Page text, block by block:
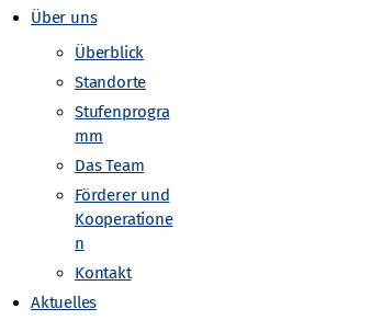
Über uns
Überblick
Standorte
Stufenprogra
mm
Das Team
Förderer und
Kooperatione
n
Kontakt
Aktuelles